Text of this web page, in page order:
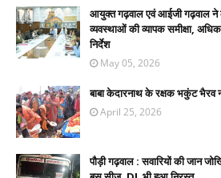
आयुक्त गढ़वाल एवं आईजी गढ़वाल ने
व्यवस्थाओं की व्यापक समीक्षा,
निर्देश
May 05, 2026
बाबा केदारनाथ के रक्षक भकुंट
April 25, 2026
पौड़ी गढ़वाल : सवारियों की जान